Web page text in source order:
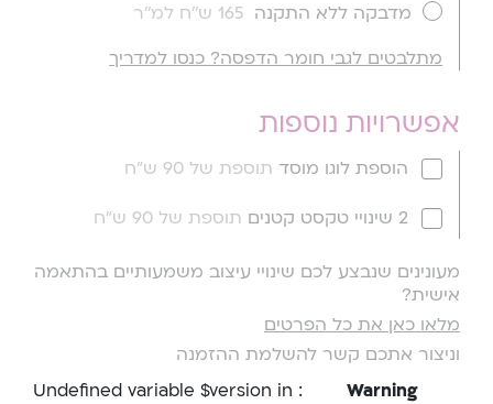
מדבקה ללא התקנה 165 ש''ח למ''ר
מתלבטים לגבי חומר הדפסה? כנסו למדריך
אפשרויות נוספות
הוספת לוגו מוסד תוספת של 90 ש"ח
2 שינויי טקסט קטנים תוספת של 90 ש"ח
מעונינים שנבצע לכם שינויי עיצוב משמעותיים בהתאמה
אישית?
מלאו כאן את כל הפרטים
וניצור אתכם קשר להשלמת ההזמנה
Warning
: Undefined variable $version in